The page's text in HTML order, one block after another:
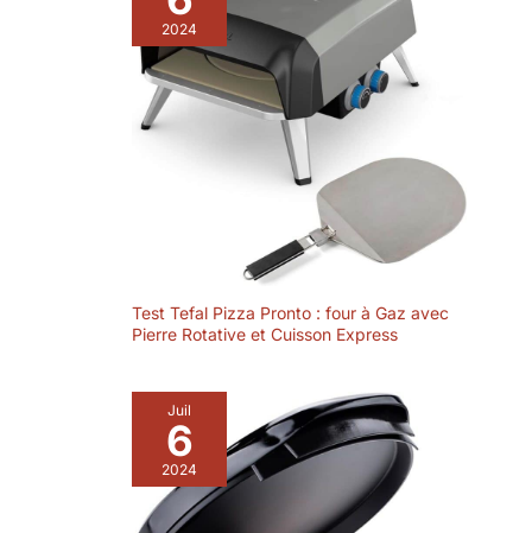
2024
Test Tefal Pizza Pronto : four à Gaz avec
Pierre Rotative et Cuisson Express
Juil
6
2024